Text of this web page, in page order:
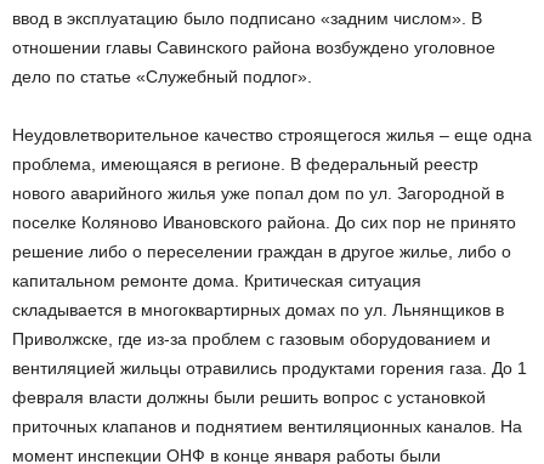
ввод в эксплуатацию было подписано «задним числом». В
отношении главы Савинского района возбуждено уголовное
дело по статье «Служебный подлог».
Неудовлетворительное качество строящегося жилья – еще одна
проблема, имеющаяся в регионе. В федеральный реестр
нового аварийного жилья уже попал дом по ул. Загородной в
поселке Коляново Ивановского района. До сих пор не принято
решение либо о переселении граждан в другое жилье, либо о
капитальном ремонте дома. Критическая ситуация
складывается в многоквартирных домах по ул. Льнянщиков в
Приволжске, где из-за проблем с газовым оборудованием и
вентиляцией жильцы отравились продуктами горения газа. До 1
февраля власти должны были решить вопрос с установкой
приточных клапанов и поднятием вентиляционных каналов. На
момент инспекции ОНФ в конце января работы были